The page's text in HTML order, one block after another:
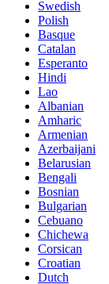
Swedish
Polish
Basque
Catalan
Esperanto
Hindi
Lao
Albanian
Amharic
Armenian
Azerbaijani
Belarusian
Bengali
Bosnian
Bulgarian
Cebuano
Chichewa
Corsican
Croatian
Dutch